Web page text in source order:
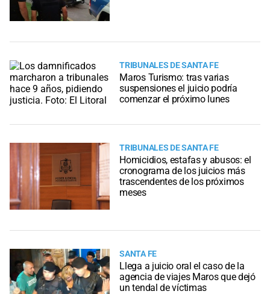
TRIBUNALES DE SANTA FE
Maros Turismo: tras varias
suspensiones el juicio podría
comenzar el próximo lunes
TRIBUNALES DE SANTA FE
Homicidios, estafas y abusos: el
cronograma de los juicios más
trascendentes de los próximos
meses
SANTA FE
Llega a juicio oral el caso de la
agencia de viajes Maros que dejó
un tendal de víctimas